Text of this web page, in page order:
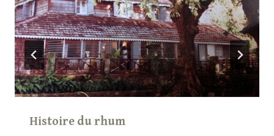
Histoire du rhum